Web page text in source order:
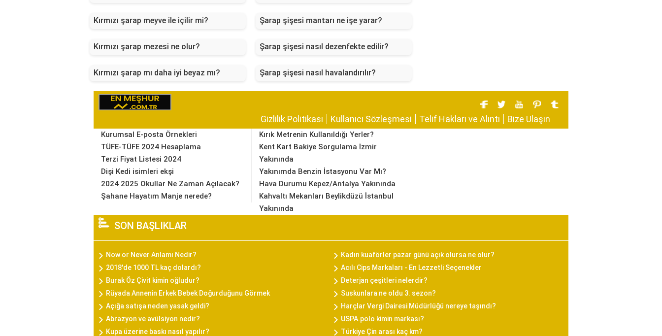
Kırmızı şarap meyve ile içilir mi? Şarap şişesi mantarı ne işe yarar?
Kırmızı şarap mezesi ne olur? Şarap şişesi nasıl dezenfekte edilir?
Kırmızı şarap mı daha iyi beyaz mı? Şarap şişesi nasıl havalandırılır?
Gizlilik Politikası Kullanıcı Sözleşmesi Telif Hakları ve Alıntı Bize Ulaşın
Kurumsal E-posta Örnekleri
TÜFE-TÜFE 2024 Hesaplama
Terzi Fiyat Listesi 2024
Dişi Kedi isimleri ekşi
2024 2025 Okullar Ne Zaman Açılacak?
Şahane Hayatım Manje nerede?
Kırık Metrenin Kullanıldığı Yerler?
Kent Kart Bakiye Sorgulama İzmir
Yakınında
Yakınımda Benzin İstasyonu Var Mı?
Hava Durumu Kepez/Antalya Yakınında
Kahvaltı Mekanları Beylikdüzü İstanbul
Yakınında
SON BAŞLIKLAR
Now or Never Anlamı Nedir?
Kadın kuaförler pazar günü açık olursa ne olur?
2018'de 1000 TL kaç dolardı?
Acılı Cips Markaları - En Lezzetli Seçenekler
Burak Öz Çivit kimin oğludur?
Deterjan çeşitleri nelerdir?
Rüyada Annenin Erkek Bebek Doğurduğunu Görmek
Suskunlara ne oldu 3. sezon?
Açığa satışa neden yasak geldi?
Harçlar Vergi Dairesi Müdürlüğü nereye taşındı?
Abrazyon ve avülsiyon nedir?
USPA.polo kimin markası?
Kupa üzerine baskı nasıl yapılır?
Türkiye Çin arası kaç km?